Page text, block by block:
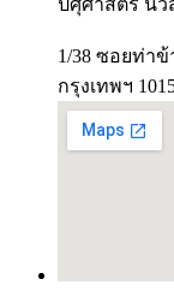
ปศุศาสตร์ นิว
1/38 ซอยท่า
กรุงเทพฯ